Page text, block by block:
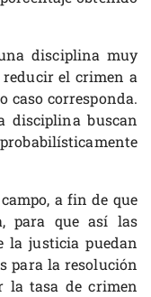
disciplina muy
el crimen a
caso corresponda.
disciplina buscan
a fin de que
para que así las
la justicia puedan
para la resolución
la tasa de crimen